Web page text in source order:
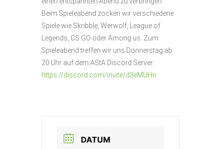
Beim Spieleabend zocken wir verschiedene
Spiele wie Skribble, Werwolf, League of
Legends, CS:GO oder Among us. Zum
Spieleabend treffen wir uns Donnerstag ab
20 Uhr auf dem AStA Discord Server:
https://discord.com/invite/d3eMUHn
DATUM